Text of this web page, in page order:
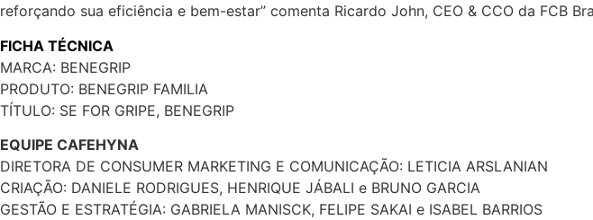
reforçando sua eficiência e bem-estar” comenta Ricardo John, CEO & CCO da FCB
FICHA TÉCNICA
MARCA: BENEGRIP
PRODUTO: BENEGRIP FAMILIA
TÍTULO: SE FOR GRIPE, BENEGRIP
EQUIPE CAFEHYNA
DIRETORA DE CONSUMER MARKETING E COMUNICAÇÃO: LETICIA ARSLANIAN
CRIAÇÃO: DANIELE RODRIGUES, HENRIQUE JÁBALI e BRUNO GARCIA
GESTÃO E ESTRATÉGIA: GABRIELA MANISCK, FELIPE SAKAI e ISABEL BARRIOS